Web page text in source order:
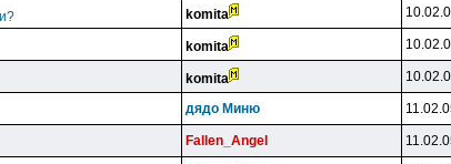
komita
komita
komita
дядo Mиню
Fallen_Angel